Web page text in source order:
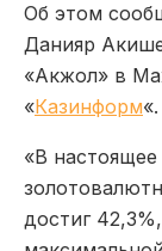
Об этом
Данияр
«Акжол» в
«Казинформ«.
«В
достиг